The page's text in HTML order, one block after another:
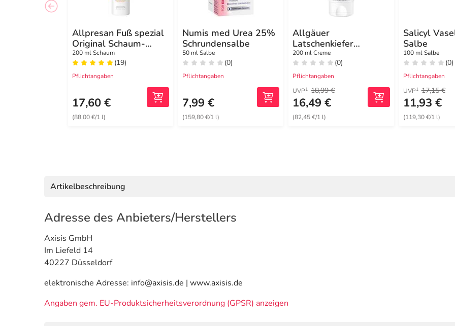
Allpresan Fuß spezial
Original Schaum-
Creme Hornhaut und
Schrunden Nr.4
200 ml Schaum
(19)
Pflichtangaben
17,60 €
(88,00 €/1 l)
Numis med Urea 25%
Schrundensalbe
50 ml Salbe
(0)
Pflichtangaben
7,99 €
(159,80 €/1 l)
Allgäuer
Latschenkiefer
Hornhaut
Reduziercreme Orange
200 ml Creme
(0)
Pflichtangaben
UVP1 18,99 €
16,49 €
(82,45 €/1 l)
Salicyl
Salbe
100 ml Salbe
(0)
Pflichtangaben
UVP1 17,15 €
11,93 €
(119,30 €/1 l)
Artikelbeschreibung
Adresse des Anbieters/Herstellers
Axisis GmbH
Im Liefeld 14
40227 Düsseldorf
elektronische Adresse: info@axisis.de | www.axisis.de
Angaben gem. EU-Produktsicherheitsverordnung (GPSR) anzeigen